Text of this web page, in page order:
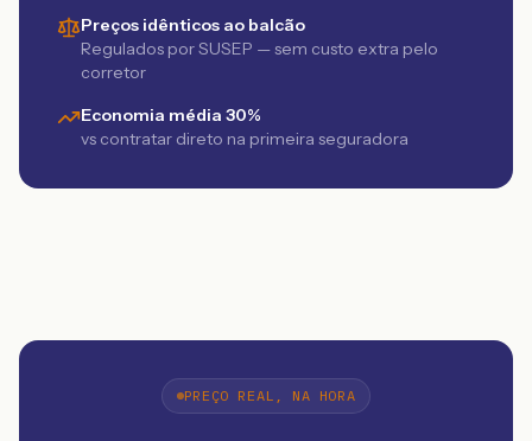
Preços idênticos ao balcão
Regulados por SUSEP — sem custo extra pelo
corretor
Economia média 30%
vs contratar direto na primeira seguradora
PREÇO REAL, NA HORA